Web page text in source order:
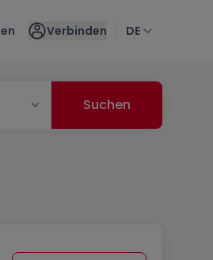
Verbinden DE